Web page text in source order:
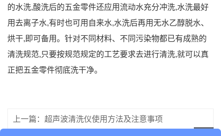
的水洗,酸洗后的五金零件还应用流动水充分冲洗,水洗最好
用去离子水,有时也可用自来水,水洗后再用无水乙醇脱水、
烘干,即可备用。针对不同材料、不同污染物都已有成熟的
清洗规范,只要按规范规定的工艺要求去进行清洗,就可以真
正把五金零件彻底洗干净。
上一篇：超声波清洗仪使用方法及注意事项